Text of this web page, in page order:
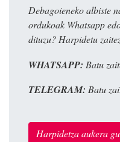
Debagoieneko albiste
ordukoak Whatsapp
dituzu? Harpidetu
WHATSAPP: Batu
TELEGRAM: Batu
Harpidetza aukera